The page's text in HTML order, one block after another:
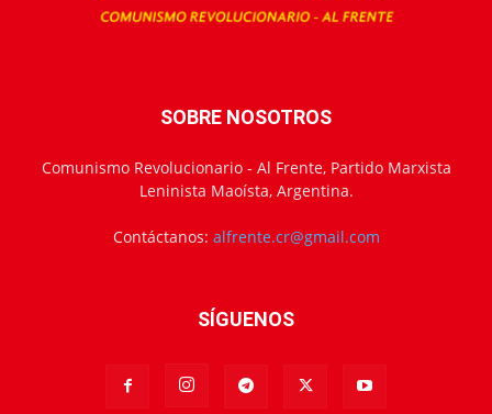
SOBRE NOSOTROS
Comunismo Revolucionario - Al Frente, Partido Marxista
Leninista Maoísta, Argentina.
Contáctanos: alfrente.cr@gmail.com
SÍGUENOS